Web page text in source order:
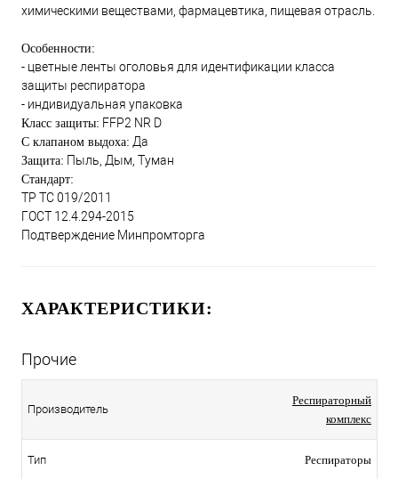
химическими веществами, фармацевтика, пищевая отрасль.
Особенности:
- цветные ленты оголовья для идентификации класса
защиты респиратора
- индивидуальная упаковка
Класс защиты: FFP2 NR D
С клапаном выдоха: Да
Защита: Пыль, Дым, Туман
Стандарт:
ТР ТС 019/2011
ГОСТ 12.4.294-2015
Подтверждение Минпромторга
ХАРАКТЕРИСТИКИ:
Прочие
Производитель
Респираторный
комплекс
Тип Респираторы